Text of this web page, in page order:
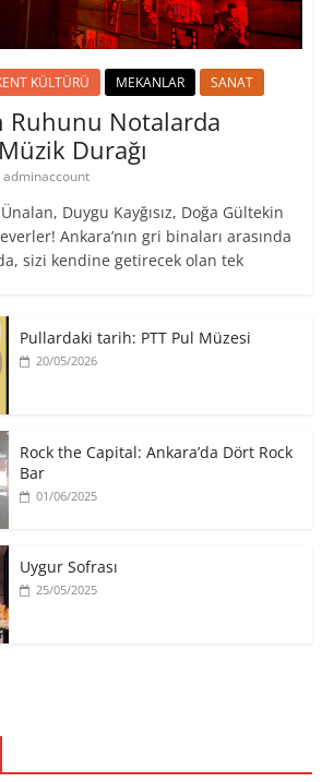
KÜLTÜRÜ MEKANLAR SANAT
Ruhunu Notalarda
Durağı
adminaccount
Duygu Kayğısız, Doğa Gültekin
Ankara’nın gri binaları arasında
sizi kendine getirecek olan tek
Pullardaki tarih: PTT Pul Müzesi
20/05/2026
Rock the Capital: Ankara’da Dört Rock
Bar
01/06/2025
Uygur Sofrası
25/05/2025